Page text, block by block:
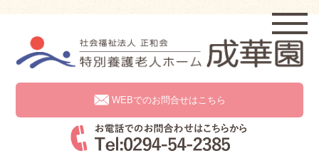
WEBでのお問合せはこちら